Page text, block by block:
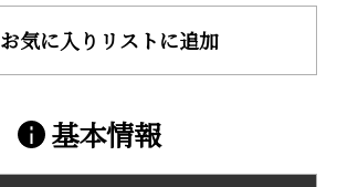
お気に入りリストに追加
基本情報